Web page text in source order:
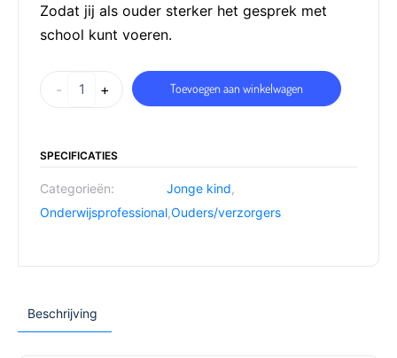
Zodat jij als ouder sterker het gesprek met
school kunt voeren.
- + Toevoegen aan winkelwagen
SPECIFICATIES
Categorieën: Jonge kind,
Onderwijsprofessional,Ouders/verzorgers
Beschrijving